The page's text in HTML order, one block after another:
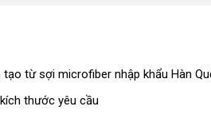
từ sợi microfiber nhập khẩu Hàn
thước yêu cầu